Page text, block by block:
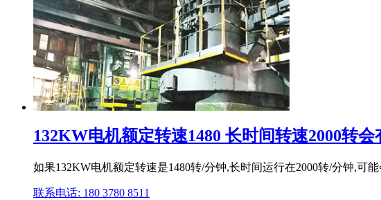
132KW电机额定转速1480 长时间转速2000转会
如果132KW电机额定转速是1480转/分钟,长时间运行在2000转/分钟,
联系电话: 180 3780 8511